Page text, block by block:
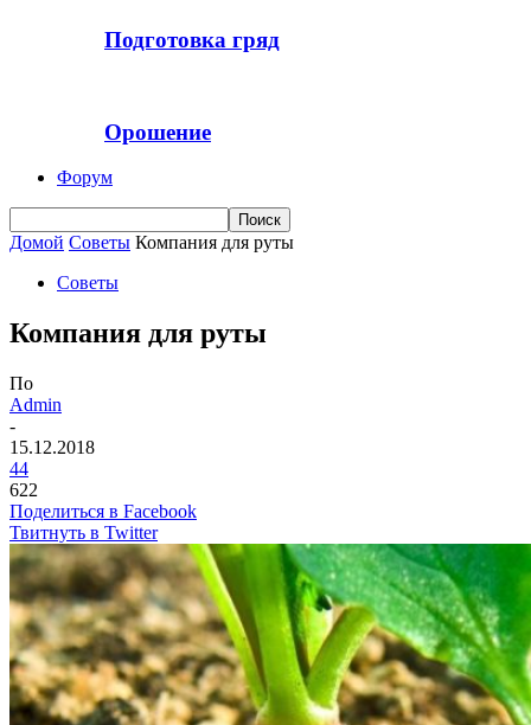
Подготовка гряд
Орошение
Форум
Домой Советы Компания для руты
Советы
Компания для руты
По
Admin
-
15.12.2018
44
622
Поделиться в Facebook
Твитнуть в Twitter